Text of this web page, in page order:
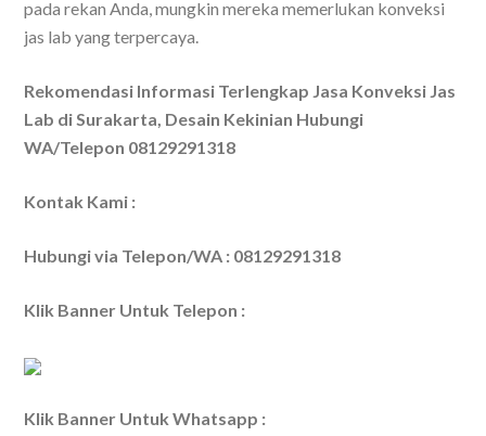
pada rekan Anda, mungkin mereka memerlukan konveksi
jas lab yang terpercaya.
Rekomendasi Informasi Terlengkap Jasa Konveksi Jas
Lab di Surakarta, Desain Kekinian Hubungi
WA/Telepon 08129291318
Kontak Kami :
Hubungi via Telepon/WA : 08129291318
Klik Banner Untuk Telepon :
Klik Banner Untuk Whatsapp :